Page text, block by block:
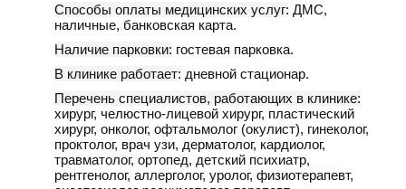
Способы оплаты медицинских услуг: ДМС,
наличные, банковская карта.
Наличие парковки: гостевая парковка.
В клинике работает: дневной стационар.
Перечень специалистов, работающих в клинике:
хирург, челюстно-лицевой хирург, пластический
хирург, онколог, офтальмолог (окулист), гинеколог,
проктолог, врач узи, дерматолог, кардиолог,
травматолог, ортопед, детский психиатр,
рентгенолог, аллерголог, уролог, физиотерапевт,